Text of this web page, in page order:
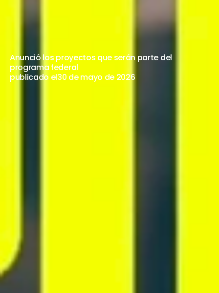
LABORATORIO
IMPULSAR
Anunció los proyectos que serán parte del
programa federal
publicado el30 de mayo de 2026